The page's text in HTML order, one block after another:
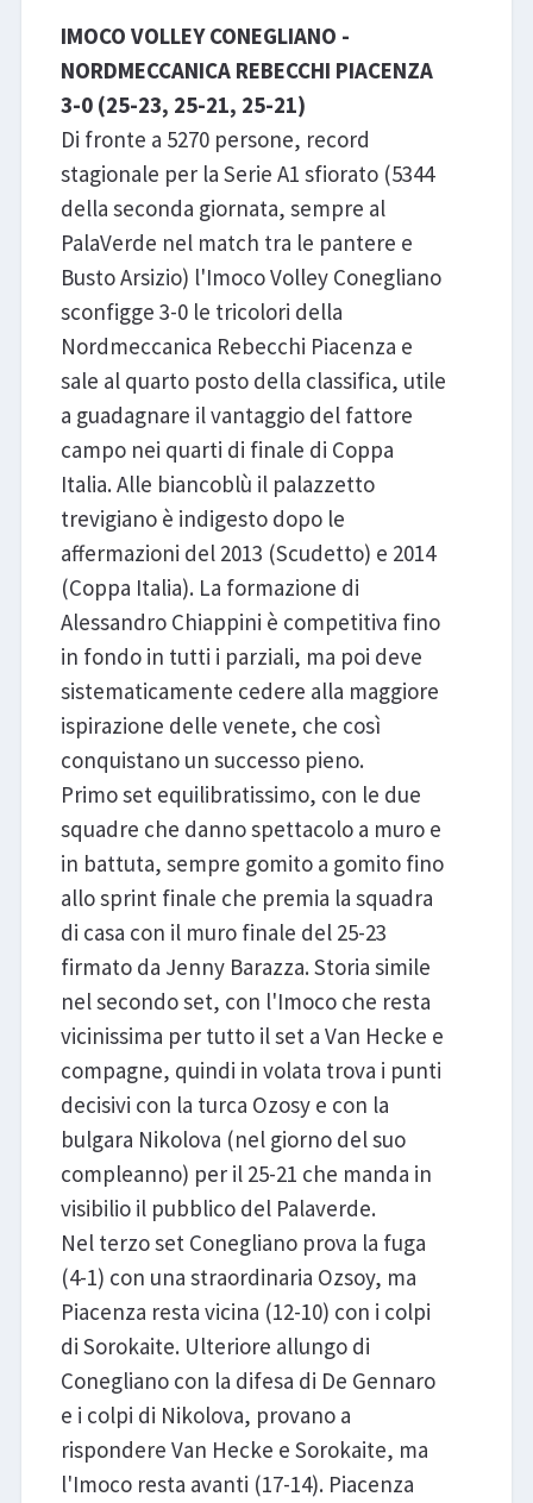
IMOCO VOLLEY CONEGLIANO -
NORDMECCANICA REBECCHI PIACENZA
3-0 (25-23, 25-21, 25-21)
Di fronte a 5270 persone, record
stagionale per la Serie A1 sfiorato (5344
della seconda giornata, sempre al
PalaVerde nel match tra le pantere e
Busto Arsizio) l'Imoco Volley Conegliano
sconfigge 3-0 le tricolori della
Nordmeccanica Rebecchi Piacenza e
sale al quarto posto della classifica, utile
a guadagnare il vantaggio del fattore
campo nei quarti di finale di Coppa
Italia. Alle biancoblù il palazzetto
trevigiano è indigesto dopo le
affermazioni del 2013 (Scudetto) e 2014
(Coppa Italia). La formazione di
Alessandro Chiappini è competitiva fino
in fondo in tutti i parziali, ma poi deve
sistematicamente cedere alla maggiore
ispirazione delle venete, che così
conquistano un successo pieno.
Primo set equilibratissimo, con le due
squadre che danno spettacolo a muro e
in battuta, sempre gomito a gomito fino
allo sprint finale che premia la squadra
di casa con il muro finale del 25-23
firmato da Jenny Barazza. Storia simile
nel secondo set, con l'Imoco che resta
vicinissima per tutto il set a Van Hecke e
compagne, quindi in volata trova i punti
decisivi con la turca Ozosy e con la
bulgara Nikolova (nel giorno del suo
compleanno) per il 25-21 che manda in
visibilio il pubblico del Palaverde.
Nel terzo set Conegliano prova la fuga
(4-1) con una straordinaria Ozsoy, ma
Piacenza resta vicina (12-10) con i colpi
di Sorokaite. Ulteriore allungo di
Conegliano con la difesa di De Gennaro
e i colpi di Nikolova, provano a
rispondere Van Hecke e Sorokaite, ma
l'Imoco resta avanti (17-14). Piacenza